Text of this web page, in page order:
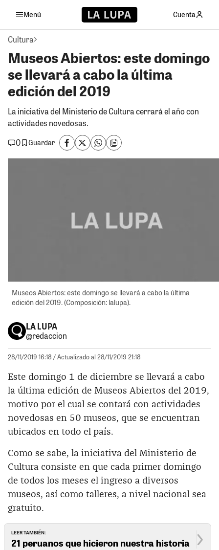
Menú Cuenta
Cultura
Museos Abiertos: este domingo
se llevará a cabo la última
edición del 2019
La iniciativa del Ministerio de Cultura cerrará el año con
actividades novedosas.
0
Guardar
Museos Abiertos: este domingo se llevará a cabo la última
edición del 2019. (Composición: lalupa).
LA LUPA
@redaccion
28/11/2019 16:18 / Actualizado al 28/11/2019 21:18
Este domingo 1 de diciembre se llevará a cabo
la última edición de Museos Abiertos del 2019,
motivo por el cual se contará con actividades
novedosas en 50 museos, que se encuentran
ubicados en todo el país.
Como se sabe, la iniciativa del Ministerio de
Cultura consiste en que cada primer domingo
de todos los meses el ingreso a diversos
museos, así como talleres, a nivel nacional sea
gratuito.
LEER TAMBIÉN:
21 peruanos que hicieron nuestra historia